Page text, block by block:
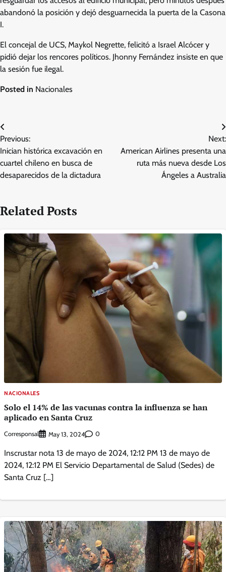
abandonó la posición y dejó desguarnecida la puerta de la Casona
I.
El concejal de UCS, Maykol Negrette, felicitó a Israel Alcócer y
pidió dejar los rencores políticos. Jhonny Fernández insiste en que
la sesión fue ilegal.
Posted in Nacionales
Post
navigation
Previous:
Inician histórica excavación en
cuartel chileno en busca de
desaparecidos de la dictadura
Next:
American Airlines presenta una
ruta más nueva desde Los
Ángeles a Australia
Related Posts
NACIONALES
Solo el 14% de las vacunas contra la influenza se han
aplicado en Santa Cruz
Corresponsal May 13, 2024 0
Inscrustar nota 13 de mayo de 2024, 12:12 PM 13 de mayo de
2024, 12:12 PM El Servicio Departamental de Salud (Sedes) de
Santa Cruz […]